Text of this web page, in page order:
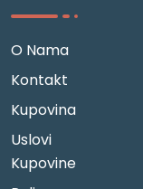
O Nama
Kontakt
Kupovina
Uslovi
Kupovine